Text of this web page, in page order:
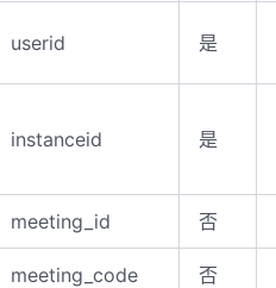
userid 是
instanceid 是
meeting_id 否
meeting_code 否